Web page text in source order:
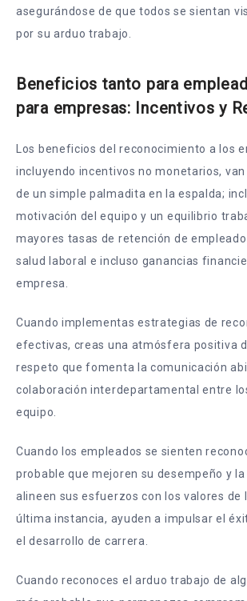
asegurándose de que todos se sientan
por su arduo trabajo.
Beneficios tanto para
para empresas: Incentivos y
Los beneficios del reconocimiento a los
incluyendo incentivos no monetarios,
de un simple palmadita en la espalda;
motivación del equipo y un equilibrio
mayores tasas de retención de
salud laboral e incluso ganancias
empresa.
Cuando implementas estrategias de
efectivas, creas una atmósfera positiva
respeto que fomenta la comunicación
colaboración interdepartamental entre
equipo.
Cuando los empleados se sienten
probable que mejoren su desempeño y
alineen sus esfuerzos con los valores de
última instancia, ayuden a impulsar el
el desarrollo de carrera.
Cuando reconoces el arduo trabajo de